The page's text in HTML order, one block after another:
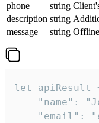
phone
string
description string
message
string
let apiResult
"name":
"email":